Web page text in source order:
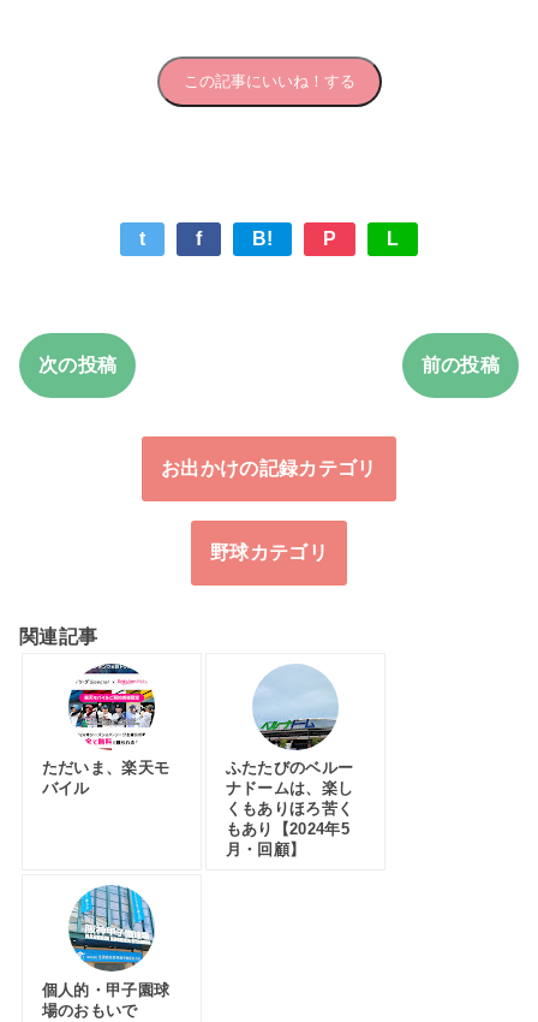
この記事にいいね！する
t f B! P L
次の投稿 前の投稿
お出かけの記録カテゴリ
野球カテゴリ
関連記事
ただいま、楽天モ
バイル
ふたたびのベルー
ナドームは、楽し
くもありほろ苦く
もあり【2024年5
月・回顧】
個人的・甲子園球
場のおもいで